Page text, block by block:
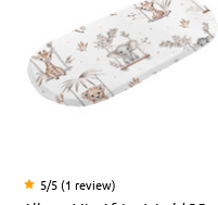
5/5 (1 review)